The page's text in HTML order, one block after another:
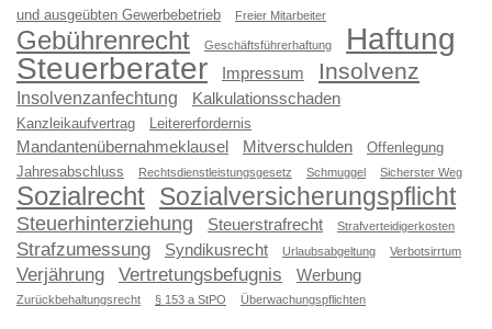
und ausgeübten Gewerbebetrieb
Freier Mitarbeiter
Gebührenrecht Geschäftsführerhaftung
Haftung
Steuerberater
Impressum Insolvenz
Insolvenzanfechtung Kalkulationsschaden
Kanzleikaufvertrag Leitererfordernis
Mandantenübernahmeklausel Mitverschulden
Offenlegung
Jahresabschluss
Rechtsdienstleistungsgesetz Schmuggel Sicherster Weg
Sozialrecht Sozialversicherungspflicht
Steuerhinterziehung Steuerstrafrecht Strafverteidigerkosten
Strafzumessung Syndikusrecht Urlaubsabgeltung Verbotsirrtum
Verjährung Vertretungsbefugnis Werbung
Zurückbehaltungsrecht § 153 a StPO Überwachungspflichten